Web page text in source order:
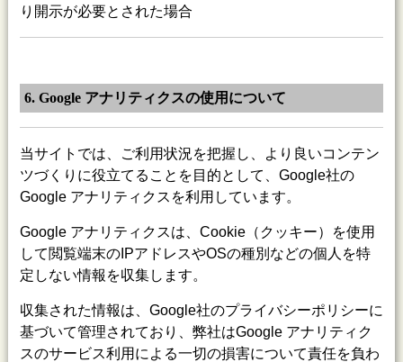
り開示が必要とされた場合
6. Google アナリティクスの使用について
当サイトでは、ご利用状況を把握し、より良いコンテン
ツづくりに役立てることを目的として、Google社の
Google アナリティクスを利用しています。
Google アナリティクスは、Cookie（クッキー）を使用
して閲覧端末のIPアドレスやOSの種別などの個人を特
定しない情報を収集します。
収集された情報は、Google社のプライバシーポリシーに
基づいて管理されており、弊社はGoogle アナリティク
スのサービス利用による一切の損害について責任を負わ